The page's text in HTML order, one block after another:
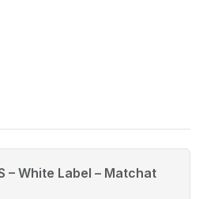
– White Label – Matchat